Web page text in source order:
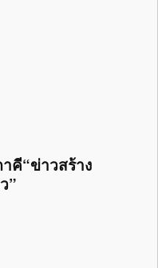
คี“ข่าวสร้าง
”